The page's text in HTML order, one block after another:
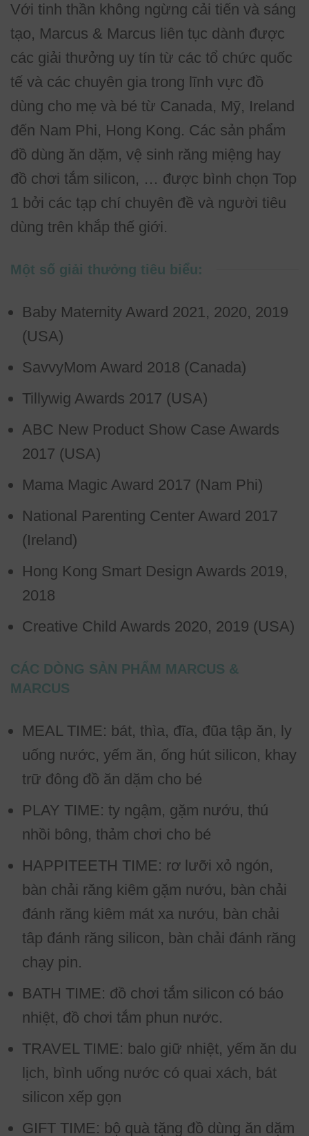
Với tinh thần không ngừng cải tiến và sáng
tạo, Marcus & Marcus liên tục dành được
các giải thưởng uy tín từ các tổ chức quốc
tế và các chuyên gia trong lĩnh vực đồ
dùng cho mẹ và bé từ Canada, Mỹ, Ireland
đến Nam Phi, Hong Kong. Các sản phẩm
đồ dùng ăn dặm, vệ sinh răng miệng hay
đồ chơi tắm silicon, … được bình chọn Top
1 bởi các tạp chí chuyên đề và người tiêu
dùng trên khắp thế giới.
Một số giải thưởng tiêu biểu:
Baby Maternity Award 2021, 2020, 2019
(USA)
SavvyMom Award 2018 (Canada)
Tillywig Awards 2017 (USA)
ABC New Product Show Case Awards
2017 (USA)
Mama Magic Award 2017 (Nam Phi)
National Parenting Center Award 2017
(Ireland)
Hong Kong Smart Design Awards 2019,
2018
Creative Child Awards 2020, 2019 (USA)
CÁC DÒNG SẢN PHẨM MARCUS &
MARCUS
MEAL TIME: bát, thìa, đĩa, đũa tập ăn, ly
uống nước, yếm ăn, ống hút silicon, khay
trữ đông đồ ăn dặm cho bé
PLAY TIME: ty ngậm, gặm nướu, thú
nhồi bông, thảm chơi cho bé
HAPPITEETH TIME: rơ lưỡi xỏ ngón,
bàn chải răng kiêm gặm nướu, bàn chải
đánh răng kiêm mát xa nướu, bàn chải
tâp đánh răng silicon, bàn chải đánh răng
chạy pin.
BATH TIME: đồ chơi tắm silicon có báo
nhiệt, đồ chơi tắm phun nước.
TRAVEL TIME: balo giữ nhiệt, yếm ăn du
lịch, bình uống nước có quai xách, bát
silicon xếp gọn
GIFT TIME: bộ quà tặng đồ dùng ăn dặm